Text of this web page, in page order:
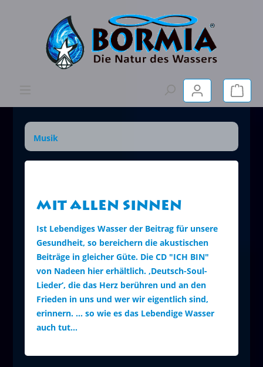
Musik
Mit allen Sinnen
Ist Lebendiges Wasser der Beitrag für unsere
Gesundheit, so bereichern die akustischen
Beiträge in gleicher Güte. Die CD "ICH BIN"
von Nadeen hier erhältlich. ‚Deutsch-Soul-
Lieder‘, die das Herz berühren und an den
Frieden in uns und wer wir eigentlich sind,
erinnern. ... so wie es das Lebendige Wasser
auch tut...